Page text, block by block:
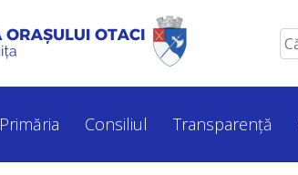
Primăria Consiliul Transparență